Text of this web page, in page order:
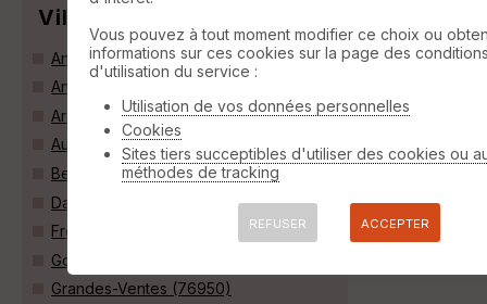
Villes
Ancourt (76370)
Anneville-sur-Scie (76590)
Arques-la-Bataille (76880)
Aubermesnil-Beaumais (76550)
Bellengreville (76630)
Dampierre-Saint-Nicolas (76510)
Freulleville (76510)
Gonneville-sur-Scie (76590)
Grandes-Ventes (76950)
Vous pouvez à tout moment modifier ce choix ou
informations sur ces cookies sur la page des
d'utilisation du service :
Utilisation de vos données personnelles
Cookies
Sites tiers succeptibles d'utiliser des cookies ou
méthodes de tracking
REFUSER ACCEPTER